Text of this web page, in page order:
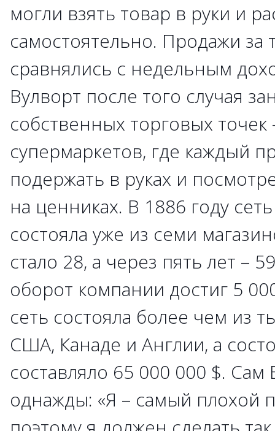
могли взять товар в руки и
самостоятельно. Продажи за
сравнялись с недельным
Вулворт после того случая
собственных торговых
супермаркетов, где каждый
подержать в руках и
на ценниках. В 1886 году
состояла уже из семи
стало 28, а через пять лет –
оборот компании достиг 5
сеть состояла более чем из
США, Канаде и Англии, а
составляло 65 000 000 $. Сам
однажды: «Я – самый плохой